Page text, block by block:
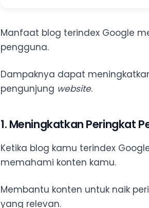
Manfaat blog terindex Google
pengguna.
Dampaknya dapat
pengunjung website.
1. Meningkatkan Peringkat
Ketika blog kamu terindex
memahami konten kamu.
Membantu konten untuk naik
yang relevan.